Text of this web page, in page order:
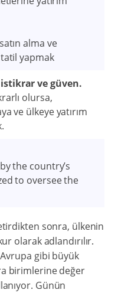
alma ve
tatil yapmak
ve güven.
olursa,
ve ülkeye yatırım
the country’s
to oversee the
sonra, ülkenin
olarak adlandırılır.
gibi büyük
birimlerine değer
Günün